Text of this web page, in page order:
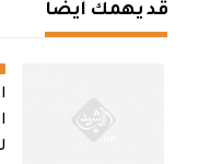
قد يهمك أيضا